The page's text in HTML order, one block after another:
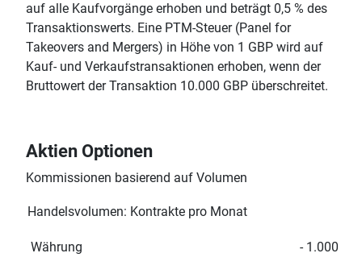
auf alle Kaufvorgänge erhoben und beträgt 0,5 % des
Transaktionswerts. Eine PTM-Steuer (Panel for
Takeovers and Mergers) in Höhe von 1 GBP wird auf
Kauf- und Verkaufstransaktionen erhoben, wenn der
Bruttowert der Transaktion 10.000 GBP überschreitet.
Aktien Optionen
Kommissionen basierend auf Volumen
Handelsvolumen: Kontrakte pro Monat
Währung - 1.000